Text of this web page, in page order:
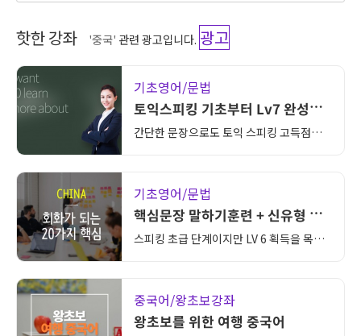
핫한 강좌 '중국' 관련 광고입니다. 광고
기초영어/문법
토익스피킹 기초부터 Lv7 완성코
스
간단한 문장으로도 토익 스피킹 고득점을
기초영어/문법
핵심문장 말하기훈련 + 신유형 특
강
스피킹 초급 단계이지만 LV 6 획득을 목표
중국어/왕초보강좌
왕초보를 위한 여행 중국어